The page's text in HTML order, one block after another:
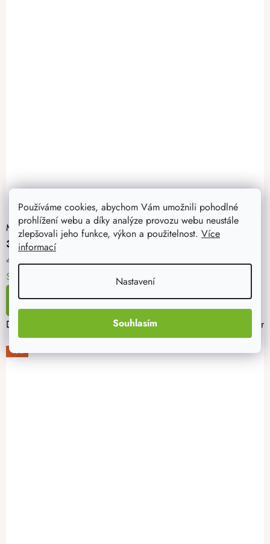
Používáme cookies, abychom Vám umožnili pohodlné
prohlížení webu a díky analýze provozu webu neustále
zlepšovali jeho funkce, výkon a použitelnost. Více
informací
Nastavení
Souhlasím
Modřínová plotovka rovná 90 x 18 mm
36 Kč
42 Kč
Skladem
DETAIL
Dřevěné plotovky jsou tradičním materiálem pro výrobu
-16%